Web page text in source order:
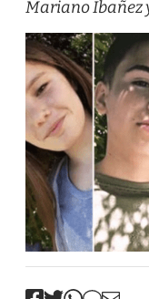
Mariano Ibañez